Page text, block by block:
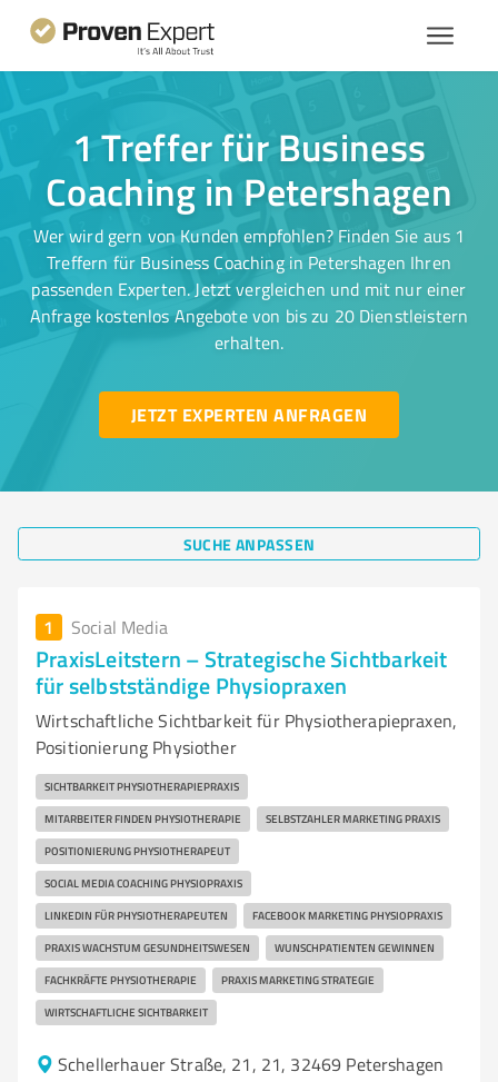
1 Treffer für Business
Coaching in Petershagen
Wer wird gern von Kunden empfohlen? Finden Sie aus 1
Treffern für Business Coaching in Petershagen Ihren
passenden Experten. Jetzt vergleichen und mit nur einer
Anfrage kostenlos Angebote von bis zu 20 Dienstleistern
erhalten.
JETZT EXPERTEN ANFRAGEN
SUCHE ANPASSEN
1 Social Media
PraxisLeitstern – Strategische Sichtbarkeit
für selbstständige Physiopraxen
Wirtschaftliche Sichtbarkeit für Physiotherapiepraxen,
Positionierung Physiother
SICHTBARKEIT PHYSIOTHERAPIEPRAXIS
MITARBEITER FINDEN PHYSIOTHERAPIE SELBSTZAHLER MARKETING PRAXIS
POSITIONIERUNG PHYSIOTHERAPEUT
SOCIAL MEDIA COACHING PHYSIOPRAXIS
LINKEDIN FÜR PHYSIOTHERAPEUTEN FACEBOOK MARKETING PHYSIOPRAXIS
PRAXIS WACHSTUM GESUNDHEITSWESEN WUNSCHPATIENTEN GEWINNEN
FACHKRÄFTE PHYSIOTHERAPIE PRAXIS MARKETING STRATEGIE
WIRTSCHAFTLICHE SICHTBARKEIT
Schellerhauer Straße, 21, 21, 32469 Petershagen